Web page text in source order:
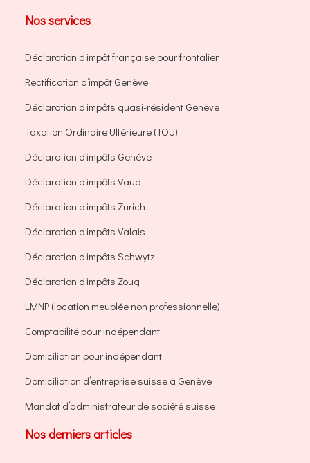
Nos services
Déclaration d’impôt française pour frontalier
Rectification d’impôt Genève
Déclaration d’impôts quasi-résident Genève
Taxation Ordinaire Ultérieure (TOU)
Déclaration d’impôts Genève
Déclaration d’impôts Vaud
Déclaration d’impôts Zurich
Déclaration d’impôts Valais
Déclaration d’impôts Schwytz
Déclaration d’impôts Zoug
LMNP (location meublée non professionnelle)
Comptabilité pour indépendant
Domiciliation pour indépendant
Domiciliation d’entreprise suisse à Genève
Mandat d’administrateur de société suisse
Nos derniers articles